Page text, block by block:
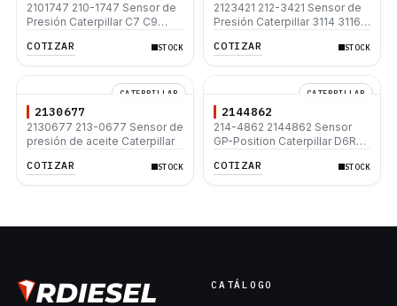
2101747 210-1747 Sensor de
Presión Caterpillar C7 C9
COTIZAR STOCK
2123421 212-3421 Sensor de
Presión Caterpillar 3114 3116
COTIZAR STOCK
CATERPILLAR
2130677
2130677 213-0677 Sensor de
presión de aceite Caterpillar
COTIZAR
STOCK
CATERPILLAR
2144862
214-4862 2144862 Sensor
GP-Position Caterpillar D6R
980H
COTIZAR STOCK
CATÁLOGO